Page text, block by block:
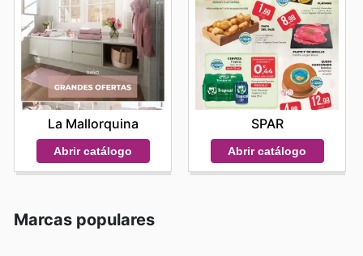
La Mallorquina
Abrir catálogo
SPAR
Abrir catálogo
Marcas populares